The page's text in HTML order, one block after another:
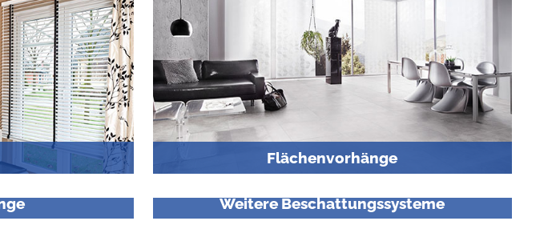
Flächenvorhänge
Weitere Beschattungssysteme